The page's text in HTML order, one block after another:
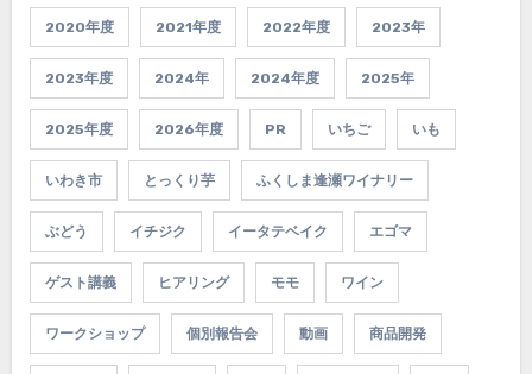
2020年度 2021年度 2022年度 2023年
2023年度 2024年 2024年度 2025年
2025年度 2026年度 PR いちご いも
いわき市 とっくり芋 ふくしま逢瀬ワイナリー
ぶどう イチジク イータテベイク エゴマ
ゲスト講義 ヒアリング モモ ワイン
ワークショップ 個別報告会 動画 商品開発